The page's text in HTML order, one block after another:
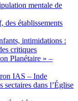
mentale de
des établissements
intimidations :
critiques
Planétaire » –
IAS – Inde
sectaires dans l’Église